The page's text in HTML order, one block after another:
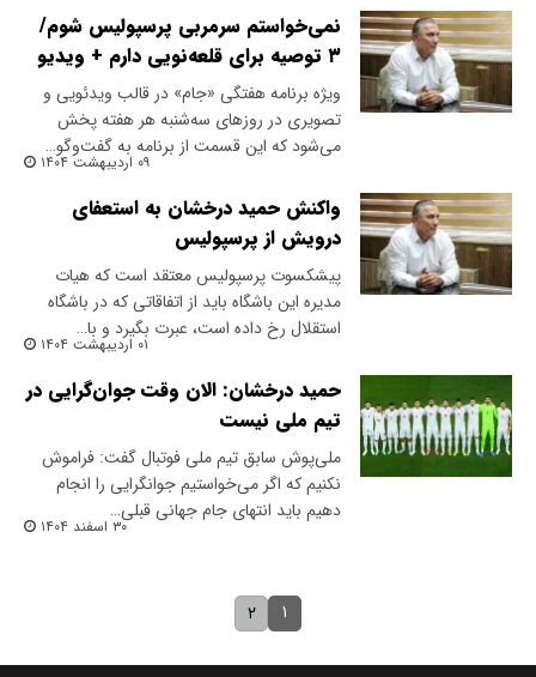
نمی‌خواستم سرمربی پرسپولیس شوم/
۳ توصیه برای قلعه‌نویی دارم + ویدیو
ویژه برنامه هفتگی «جام» در قالب ویدئویی و
تصویری در روزهای سه‌شنبه هر هفته پخش
می‌شود که این قسمت از برنامه به گفت‌وگو…
۰۹ اردیبهشت ۱۴۰۴
واکنش حمید درخشان به استعفای
درویش از پرسپولیس
پیشکسوت پرسپولیس معتقد است که هیات
مدیره این باشگاه باید از اتفاقاتی که در باشگاه
استقلال رخ داده است، عبرت بگیرد و با…
۰۱ اردیبهشت ۱۴۰۴
حمید درخشان: الان وقت جوان‌گرایی در
تیم ملی نیست
ملی‌پوش سابق تیم ملی فوتبال گفت: فراموش
نکنیم که اگر می‌خواستیم جوانگرایی را انجام
دهیم باید انتهای جام جهانی قبلی…
۳۰ اسفند ۱۴۰۴
۱ ۲